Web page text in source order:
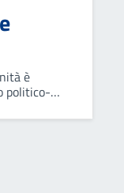
è
politico-